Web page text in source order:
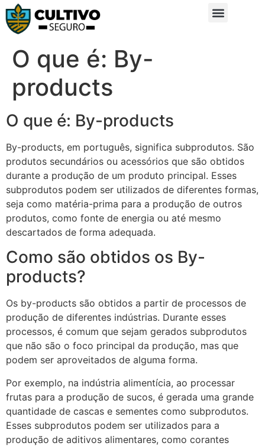
O que é: By-
products
O que é: By-products
By-products, em português, significa subprodutos. São
produtos secundários ou acessórios que são obtidos
durante a produção de um produto principal. Esses
subprodutos podem ser utilizados de diferentes formas,
seja como matéria-prima para a produção de outros
produtos, como fonte de energia ou até mesmo
descartados de forma adequada.
Como são obtidos os By-
products?
Os by-products são obtidos a partir de processos de
produção de diferentes indústrias. Durante esses
processos, é comum que sejam gerados subprodutos
que não são o foco principal da produção, mas que
podem ser aproveitados de alguma forma.
Por exemplo, na indústria alimentícia, ao processar
frutas para a produção de sucos, é gerada uma grande
quantidade de cascas e sementes como subprodutos.
Esses subprodutos podem ser utilizados para a
produção de aditivos alimentares, como corantes